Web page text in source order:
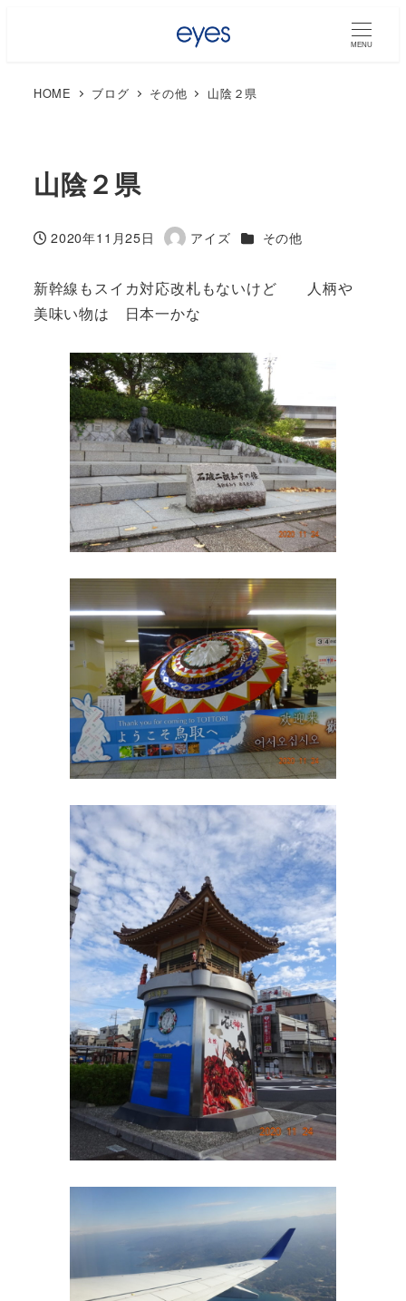
MENU
HOME ブログ その他 山陰２県
山陰２県
投稿日
2020年11月25日
著
アイズ カテゴリー
その他
新幹線もスイカ対応改札もないけど 人柄や
美味い物は 日本一かな